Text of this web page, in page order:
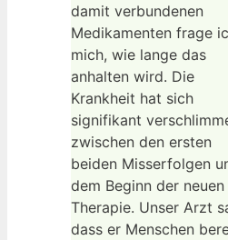
damit verbundenen
Medikamenten frage
mich, wie lange das
anhalten wird. Die
Krankheit hat sich
signifikant
zwischen den ersten
beiden Misserfolgen
dem Beginn der neuen
Therapie. Unser Arzt
dass er Menschen